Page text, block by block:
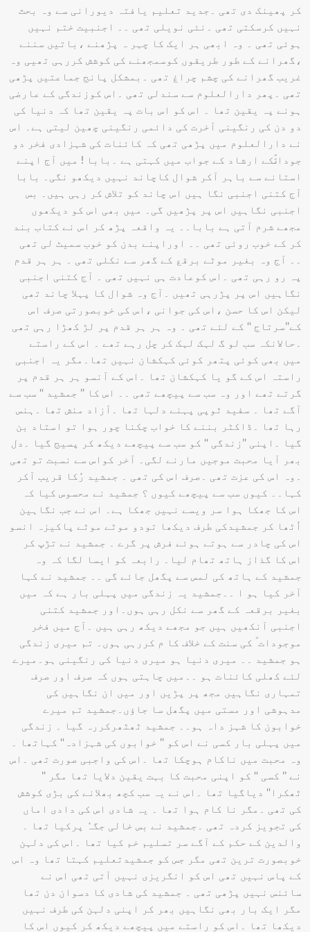
کر پھینک دی تھی ۔جدید تعلیم یافتہ دیورانی سے وہ بحث
نہیں کرسکتی تھی ۔نئی نویلی تھی ۔۔ اجنبیت ختم نہیں
ہوئی تھی ۔ وہ ابھی ہر ایک کا چہر ہ پڑھنے ،باتیں سننے
،گھرانے کے طور طریقوں کوسمجھنے کی کوشش کررہی تھیی وہ
غریب گھرانے کی چشم چراغ تھی ۔بمشکل پانج جماعتیں پڑھی
تھی ۔پھر دارالعلوم سے سندلی تھی ۔اس کوزندگی کے عارضی
ہونے پہ یقین تھا ۔ اس کو اس بات پہ یقین تھا کہ دنیا کی
دو دن کی رنگینی آخرت کی دائمی رنگینی چھین لیتی ہے۔ اس
نے دارالعلوم میں پڑھی تھی کہ کائنات کی شہزادی فخر دو
جوداتؐکے ارشاد کے جواب میں کہتی ہے ۔بابا ! میں آج اپنے
استانے سے باہر آکر شوال کاچاند نہیں دیکھو نگی۔ بابا
آج کتنی اجنبی نگا ہیں اس چاند کو تلاش کر رہی ہیں۔ بس
اجنبی نگاہیں اس پر پڑھیں گی۔ میں بھی اس کو دیکھوں
مجھے شرم آتی ہے بابا۔۔ یہ واقعہ پڑھ کر اس نے کتاب بند
کر کے خوب روئی تھی ۔۔ اوراپنے بدن کو خوب سمیٹ لی تھی
۔۔ آج وہ بغیر موٹے برقع کے گھر سے نکلی تھی ۔ ہر ہر قدم
پہ رو رہی تھی ۔اس کوعادت ہی نہیں تھی ۔ آج کتنی اجنبی
نگاہیں اس پر پڑرہی تھیں ۔آج وہ شوال کا پہلا چاند تھی
لیکن اس کا حسن ،اس کی جوانی ،اس کی خوبصورتی صرف اس
کے’’سرتاج ‘‘ کے لئے تھی ۔ وہ ہر ہر قدم پر لڑ کھڑا رہی تھی
۔حالانکہ سب لو گ لہک لہک کر چل رہے تھے ۔ اس کے راستے
میں بھی کوئی پتھر کوئی کہکشان نہیں تھا۔مگر یہ اجنبی
راستہ اس کے گو یا کہکشان تھا ۔اس کے آنسو ہر ہر قدم پر
گرتے تھے اور وہ سب سے پیچھے تھی ۔۔ اس کا ’’ جمشید ‘‘ سب سے
آگے تھا ۔ سفید ٹوپی پہنے دلہا تھا ۔آزاد منش تھا ۔ہنس
رہا تھا ۔ڈاکٹر بننے کا خواب چکنا چور ہوا تو استاد بن
گیا ۔اپنی ’’زندگی ‘‘ کو سب سے پیچھے دیکھ کر پسیج گیا ۔دل
بھر آیا محبت موجیں مارنے لگی۔ آخر کواس سے نسبت تو تھی
۔وہ اس کی عزت تھی ۔صرف اس کی تھی ۔ جمشید رُکا قریب آکر
کہا۔۔ کیوں سب سے پیچھے کیوں ؟ جمشید نے محسوس کیا کہ
اس کا جھکا ہوا سر ویسے نہیں جھکا ہے۔ اس نے جب نگاہین
اُٹھا کر جمشیدکی طرف دیکھا تودو موٹے موٹے پاکیزہ انسو
اس کی چادر سے ہوتے ہوئے فرش پر گرے ۔ جمشید نے تڑپ کر
اس کا گذاز ہاتھ تھام لیا۔ رابعہ کو ایسا لگا کہ وہ
جمشید کے ہاتھ کی لمس سے پگھل جائے گی ۔۔ جمشید نے کہا
آخر کیا ہو ا ۔۔جمشید یہ زندگی میں پہلی بار ہے کہ میں
بغیر برقعہ کے گھر سے نکل رہی ہوں۔اور جمشید کتنی
اجنبی آنکھیں ہیں جو مجھے دیکھ رہی ہیں ۔آج میں فخر
موجودات ؐ کی سنت کے خلاف کا م کررہی ہوں۔ تم میری زندگی
ہو جمشید ۔۔ میری دنیا ہو میری دنیا کی رنگینی ہو۔میرے
لئے کھلی کائنات ہو ۔۔میں چاہتی ہوں کہ صرف اور صرف
تمہاری نگاہیں مجھ پر پڑیں اور میں ان نگاہیں کی
مدہوشی اور مستی میں پگھل سا جاؤں۔جمشید تم میرے
خوابون کا شہز داہ ہو۔۔ جمشید ٹھٹھرکررہ گیا ۔ زندگی
میں پہلی بار کسی نے اس کو ’’ خوابوں کی شہزادہ‘‘ کہاتھا ۔
وہ محبت میں ناکام ہوچکا تھا ۔اس کی واجبی صورت تھی ۔اس
نے ’’ کسی ‘‘ کو اپنی محبت کا بہت یقین دلایا تھا مگر ’’
ٹھکرا‘‘ دیاگیا تھا ۔اس نے یہ سب کچھ بھلانے کی بڑی کوشش
کی تھی ۔مگر نا کام ہوا تھا ۔ یہ شادی اس کی دادی اماں
کی تجویز کردہ تھی ۔جمشید نے بس خالی جگہُ پرکیا تھا ۔
والدین کے حکم کے آگے سر تسلیم خم کیا تھا ۔اس کی دلہن
خوبصورت ترین تھی مگر جس کو جمشیدتعلیم کہتا تھا وہ اس
کے پاس نہیں تھی اس کو انگریزی نہیں آتی تھی اس نے
سائنس نہیں پڑھی تھی ۔ جمشید کی شادی کا دسوان دن تھا
مگر ایک بار بھی نگاہیں بھر کر اپنی دلہن کی طرف نہیں
دیکھا تھا ۔اس کو راستے میں پیچھے دیکھ کر کیوں اس کا